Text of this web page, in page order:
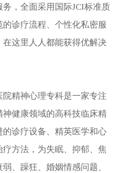
，全面采用国际JCI标准质
诊疗流程、个性化私密服
这里人人都能获得优解决
精神心理专科是一家专注
健康领域的高科技临床精
诊疗设备、精英医学和心
方法，为失眠、抑郁、焦
、躁狂、婚姻情感问题、